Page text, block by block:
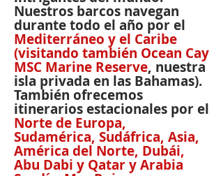
Nuestros barcos navegan
durante todo el año por el
Mediterráneo y el Caribe
(visitando también Ocean Cay
MSC Marine Reserve, nuestra
isla privada en las Bahamas).
También ofrecemos
itinerarios estacionales por el
Norte de Europa,
Sudamérica, Sudáfrica, Asia,
América del Norte, Dubái,
Abu Dabi y Qatar y Arabia